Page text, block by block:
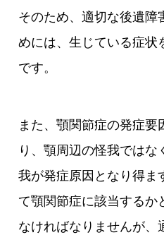
そのため、適切な後遺障
めには、生じている症状
です。
また、顎関節症の発症要
り、顎周辺の怪我ではな
我が発症原因となり得ま
て顎関節症に該当するか
なければなりませんが、